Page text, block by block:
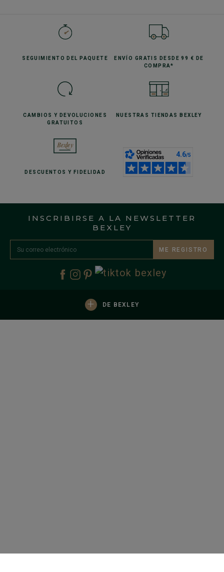
SEGUIMIENTO DEL PAQUETE ENVÍO GRATIS
DESDE 99 € DE
COMPRA*
CAMBIOS Y DEVOLUCIONES
GRATUITOS
NUESTRAS TIENDAS BEXLEY
DESCUENTOSY FIDELIDAD
INSCRIBIRSE A LA NEWSLETTER
BEXLEY
ME REGISTRO
+ DE BEXLEY